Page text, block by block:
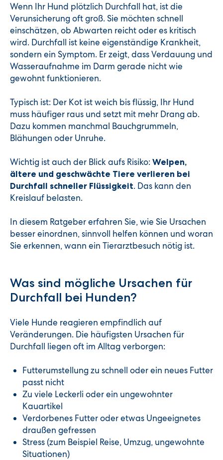
Wenn Ihr Hund plötzlich Durchfall hat, ist die
Verunsicherung oft groß. Sie möchten schnell
einschätzen, ob Abwarten reicht oder es kritisch
wird. Durchfall ist keine eigenständige Krankheit,
sondern ein Symptom. Er zeigt, dass Verdauung und
Wasseraufnahme im Darm gerade nicht wie
gewohnt funktionieren.
Typisch ist: Der Kot ist weich bis flüssig, Ihr Hund
muss häufiger raus und setzt mit mehr Drang ab.
Dazu kommen manchmal Bauchgrummeln,
Blähungen oder Unruhe.
Wichtig ist auch der Blick aufs Risiko: Welpen,
ältere und geschwächte Tiere verlieren bei
Durchfall schneller Flüssigkeit. Das kann den
Kreislauf belasten.
In diesem Ratgeber erfahren Sie, wie Sie Ursachen
besser einordnen, sinnvoll helfen können und woran
Sie erkennen, wann ein Tierarztbesuch nötig ist.
Was sind mögliche Ursachen für
Durchfall bei Hunden?
Viele Hunde reagieren empfindlich auf
Veränderungen. Die häufigsten Ursachen für
Durchfall liegen oft im Alltag verborgen:
Futterumstellung zu schnell oder ein neues Futter
passt nicht
Zu viele Leckerli oder ein ungewohnter
Kauartikel
Verdorbenes Futter oder etwas Ungeeignetes
draußen gefressen
Stress (zum Beispiel Reise, Umzug, ungewohnte
Situationen)